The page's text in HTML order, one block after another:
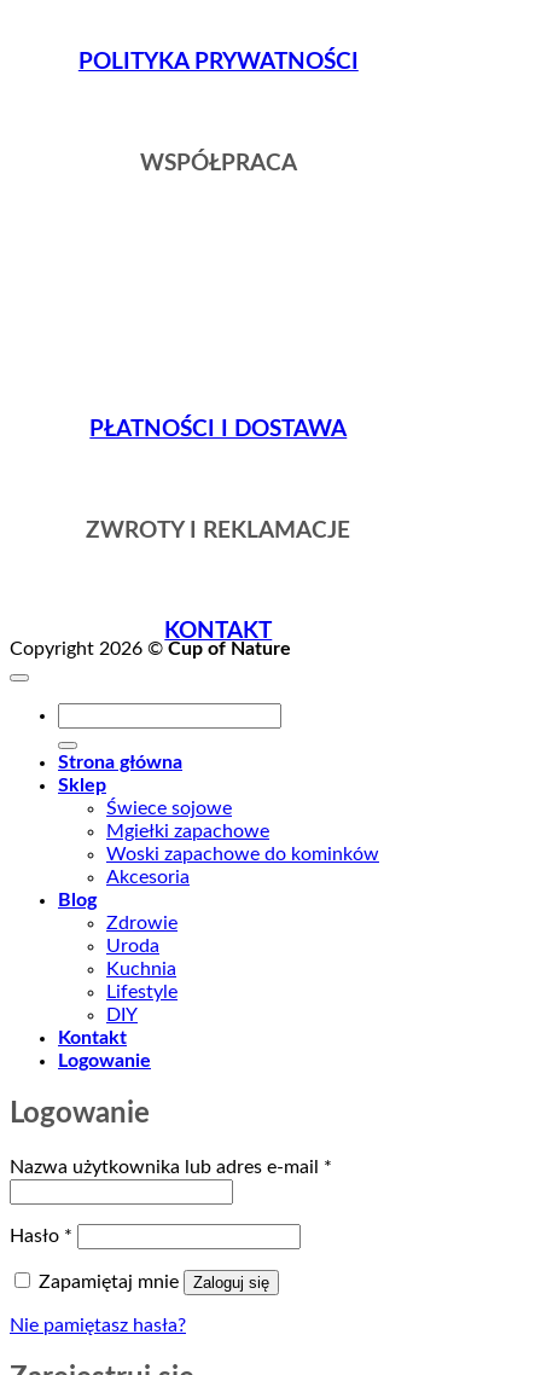
POLITYKA PRYWATNOŚCI
WSPÓŁPRACA
PŁATNOŚCI I DOSTAWA
ZWROTY I REKLAMACJE
KONTAKT
Copyright 2026 © Cup of Nature
Strona główna
Sklep
Świece sojowe
Mgiełki zapachowe
Woski zapachowe do kominków
Akcesoria
Blog
Zdrowie
Uroda
Kuchnia
Lifestyle
DIY
Kontakt
Logowanie
Logowanie
Nazwa użytkownika lub adres e-mail *
Hasło *
Zapamiętaj mnie Zaloguj się
Nie pamiętasz hasła?